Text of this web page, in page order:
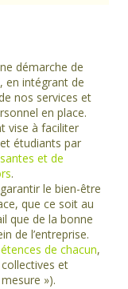
démarche de
, en intégrant de
nos services et
en place.
vise à faciliter
étudiants par
et de
.
le bien-être
que ce soit au
que de la bonne
de l’entreprise.
de chacun,
et
»).